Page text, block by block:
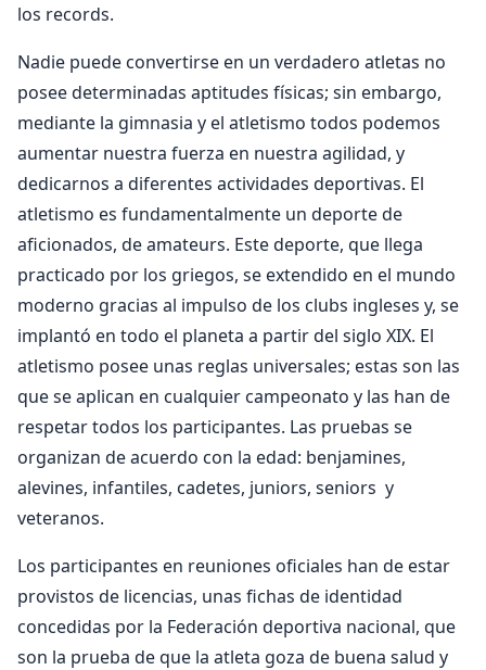
los records.
Nadie puede convertirse en un verdadero atletas no
posee determinadas aptitudes físicas; sin embargo,
mediante la gimnasia y el atletismo todos podemos
aumentar nuestra fuerza en nuestra agilidad, y
dedicarnos a diferentes actividades deportivas. El
atletismo es fundamentalmente un deporte de
aficionados, de amateurs. Este deporte, que llega
practicado por los griegos, se extendido en el mundo
moderno gracias al impulso de los clubs ingleses y, se
implantó en todo el planeta a partir del siglo XIX. El
atletismo posee unas reglas universales; estas son las
que se aplican en cualquier campeonato y las han de
respetar todos los participantes. Las pruebas se
organizan de acuerdo con la edad: benjamines,
alevines, infantiles, cadetes, juniors, seniors y
veteranos.
Los participantes en reuniones oficiales han de estar
provistos de licencias, unas fichas de identidad
concedidas por la Federación deportiva nacional, que
son la prueba de que la atleta goza de buena salud y